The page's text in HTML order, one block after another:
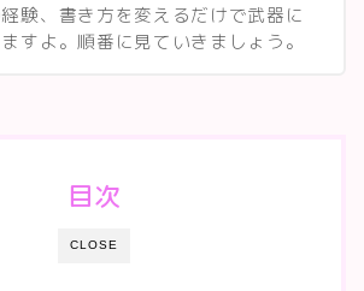
験、書き方を変えるだけで武器に
すよ。順番に見ていきましょう。
CLOSE
目次